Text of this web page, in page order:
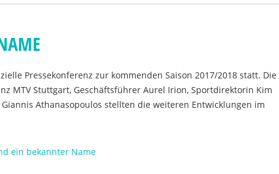
Pressekonferenz zur kommenden Saison 2017/2018 statt. Die
MTV Stuttgart, Geschäftsführer Aurel Irion, Sportdirektorin Kim
Athanasopoulos stellten die weiteren Entwicklungen im
ein bekannter Name